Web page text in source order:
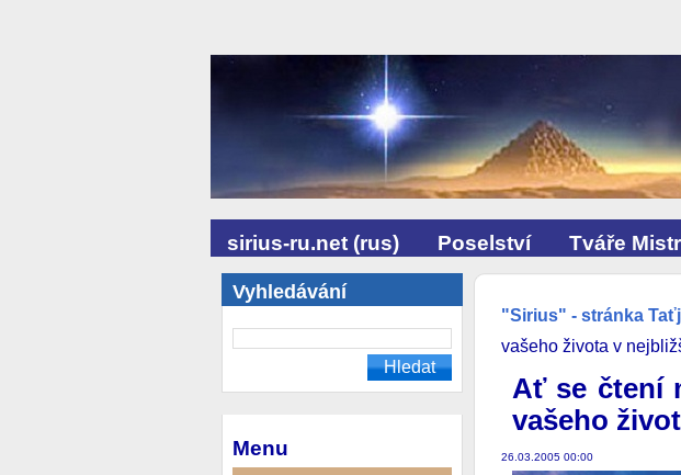
sirius-ru.net (rus) Poselství Tváře
Vyhledávání
Menu
"Sirius" - stránka
vašeho života v
Ať se čtení
vašeho
26.03.2005 00:00